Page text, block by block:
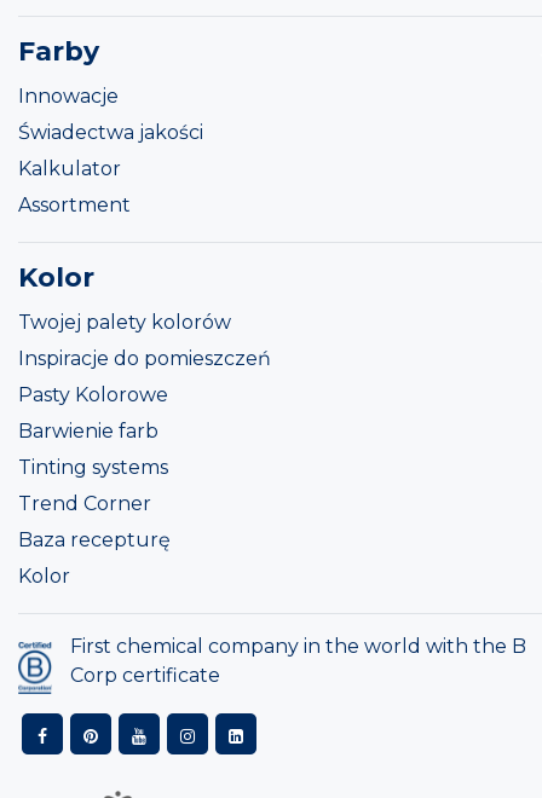
Farby
Innowacje
Świadectwa jakości
Kalkulator
Assortment
Kolor
Twojej palety kolorów
Inspiracje do pomieszczeń
Pasty Kolorowe
Barwienie farb
Tinting systems
Trend Corner
Baza recepturę
Kolor
First chemical company in the world with the B
Corp certificate